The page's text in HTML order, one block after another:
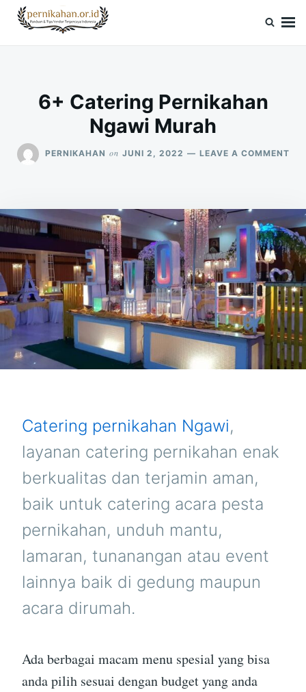
SkipSearch
for:
6+ Catering Pernikahan
Ngawi Murah
PERNIKAHAN on JUNI 2, 2022 LEAVE A COMMENTON
Catering pernikahan Ngawi,
layanan catering pernikahan enak
berkualitas dan terjamin aman,
baik untuk catering acara pesta
pernikahan, unduh mantu,
lamaran, tunanangan atau event
lainnya baik di gedung maupun
acara dirumah.
Ada berbagai macam menu spesial yang bisa
anda pilih sesuai dengan budget yang anda